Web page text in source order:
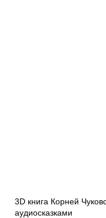
3D книга Корней
аудиосказками